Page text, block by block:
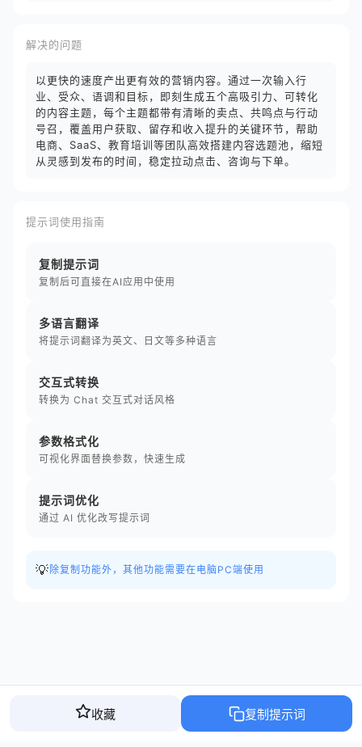
解决的问题
以更快的速度产出更有效的营销内容。通过一次输入行
业、受众、语调和目标，即刻生成五个高吸引力、可转化
的内容主题，每个主题都带有清晰的卖点、共鸣点与行动
号召，覆盖用户获取、留存和收入提升的关键环节，帮助
电商、SaaS、教育培训等团队高效搭建内容选题池，缩短
从灵感到发布的时间，稳定拉动点击、咨询与下单。
提示词使用指南
复制提示词
复制后可直接在AI应用中使用
多语言翻译
将提示词翻译为英文、日文等多种语言
交互式转换
转换为 Chat 交互式对话风格
参数格式化
可视化界面替换参数，快速生成
提示词优化
通过 AI 优化改写提示词
💡 除复制功能外，其他功能需要在电脑PC端使用
收藏 复制提示词